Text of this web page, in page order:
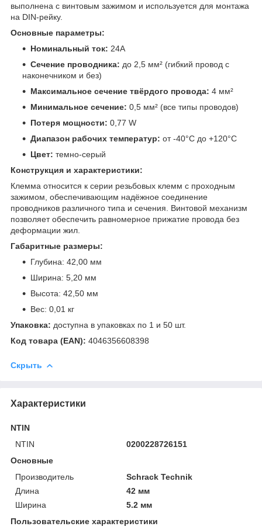
выполнена с винтовым зажимом и используется для монтажа
на DIN-рейку.
Основные параметры:
Номинальный ток: 24A
Сечение проводника: до 2,5 мм² (гибкий провод с
наконечником и без)
Максимальное сечение твёрдого провода: 4 мм²
Минимальное сечение: 0,5 мм² (все типы проводов)
Потеря мощности: 0,77 W
Диапазон рабочих температур: от -40°C до +120°C
Цвет: темно-серый
Конструкция и характеристики:
Клемма относится к серии резьбовых клемм с проходным
зажимом, обеспечивающим надёжное соединение
проводников различного типа и сечения. Винтовой механизм
позволяет обеспечить равномерное прижатие провода без
деформации жил.
Габаритные размеры:
Глубина: 42,00 мм
Ширина: 5,20 мм
Высота: 42,50 мм
Вес: 0,01 кг
Упаковка: доступна в упаковках по 1 и 50 шт.
Код товара (EAN): 4046356608398
Скрыть
Характеристики
NTIN
NTIN
0200228726151
Основные
Производитель
Schrack Technik
Длина
42 мм
Ширина
5.2 мм
Пользовательские характеристики